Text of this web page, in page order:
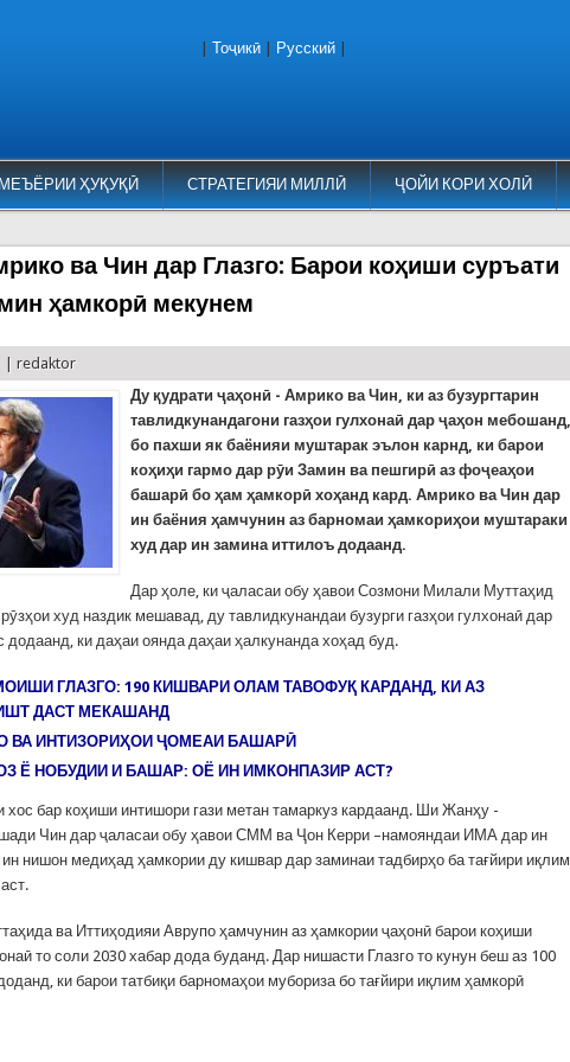
ҲУҚУҚӢ СТРАТЕГИЯИ МИЛЛӢ ҶОЙИ КОРИ ХОЛӢ
Тоҷикӣ Русский
ва Чин дар Глазго: Барои коҳиши суръати
ҳамкорӣ мекунем
|redaktor
Ду қудрати ҷаҳонӣ - Амрико ва Чин, ки аз бузургтарин
тавлидкунандагони газҳои гулхонаӣ дар ҷаҳон мебошанд,
бо пахши як баёнияи муштарак эълон карнд, ки барои
коҳиҳи гармо дар рӯи Замин ва пешгирӣ аз фоҷеаҳои
башарӣ бо ҳам ҳамкорӣ хоҳанд кард. Амрико ва Чин дар
ин баёния ҳамчунин аз барномаи ҳамкориҳои муштараки
худ дар ин замина иттилоъ додаанд.
Дар ҳоле, ки ҷаласаи обу ҳавои Созмони Милали Муттаҳид
худ наздик мешавад, ду тавлидкунандаи бузурги газҳои гулхонаӣ дар
додаанд, ки даҳаи оянда даҳаи ҳалкунанда хоҳад буд.
ГЛАЗГО: 190 КИШВАРИ ОЛАМ ТАВОФУҚ КАРДАНД, КИ АЗ
ДАСТ МЕКАШАНД
ВА ИНТИЗОРИҲОИ ҶОМЕАИ БАШАРӢ
Ё НОБУДИИ И БАШАР: ОЁ ИН ИМКОНПАЗИР АСТ?
хос бар коҳиши интишори гази метан тамаркуз кардаанд. Ши Жанҳу -
Чин дар ҷаласаи обу ҳавои СММ ва Ҷон Керри –намояндаи ИМА дар ин
нишон медиҳад ҳамкории ду кишвар дар заминаи тадбирҳо ба тағйири иқлим
ва Иттиҳодияи Аврупо ҳамчунин аз ҳамкории ҷаҳонӣ барои коҳиши
то соли 2030 хабар дода буданд. Дар нишасти Глазго то кунун беш аз 100
ки барои татбиқи барномаҳои мубориза бо тағйири иқлим ҳамкорӣ